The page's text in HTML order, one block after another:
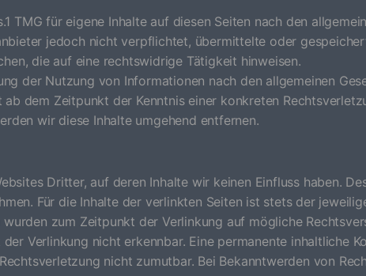
TMG für eigene Inhalte auf diesen Seiten nach den
jedoch nicht verpflichtet, übermittelte oder
die auf eine rechtswidrige Tätigkeit hinweisen.
der Nutzung von Informationen nach den allgemeinen
ab dem Zeitpunkt der Kenntnis einer konkreten
wir diese Inhalte umgehend entfernen.
Dritter, auf deren Inhalte wir keinen Einfluss haben.
Für die Inhalte der verlinkten Seiten ist stets der
wurden zum Zeitpunkt der Verlinkung auf mögliche
Verlinkung nicht erkennbar. Eine permanente inhaltliche
Rechtsverletzung nicht zumutbar. Bei Bekanntwerden von